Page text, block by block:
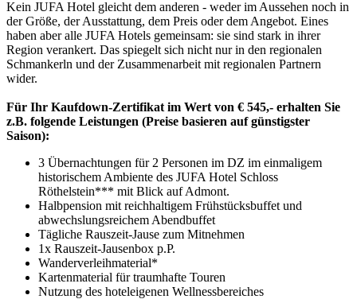
Kein JUFA Hotel gleicht dem anderen - weder im Aussehen noch in
der Größe, der Ausstattung, dem Preis oder dem Angebot. Eines
haben aber alle JUFA Hotels gemeinsam: sie sind stark in ihrer
Region verankert. Das spiegelt sich nicht nur in den regionalen
Schmankerln und der Zusammenarbeit mit regionalen Partnern
wider.
Für Ihr Kaufdown-Zertifikat im Wert von € 545,- erhalten Sie
z.B. folgende Leistungen (Preise basieren auf günstigster
Saison):
3 Übernachtungen für 2 Personen im DZ im einmaligem
historischem Ambiente des JUFA Hotel Schloss
Röthelstein*** mit Blick auf Admont.
Halbpension mit reichhaltigem Frühstücksbuffet und
abwechslungsreichem Abendbuffet
Tägliche Rauszeit-Jause zum Mitnehmen
1x Rauszeit-Jausenbox p.P.
Wanderverleihmaterial*
Kartenmaterial für traumhafte Touren
Nutzung des hoteleigenen Wellnessbereiches